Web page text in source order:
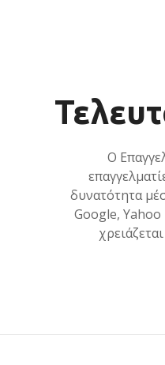
Ο
δυνατότητα
Google, Yahoo